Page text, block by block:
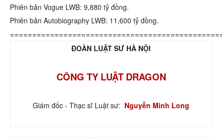
Phiên bản Vogue LWB: 9,880 tỷ đồng.
Phiên bản Autobiography LWB: 11,600 tỷ đồng.
ĐOÀN LUẬT SƯ HÀ NỘI
CÔNG TY LUẬT DRAGON
Giám đốc - Thạc sĩ Luật sư: Nguyễn Minh Long